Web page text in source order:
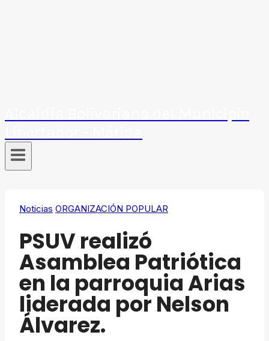
Noticias ORGANIZACIÓN POPULAR
PSUV realizó
Asamblea Patriótica
en la parroquia Arias
liderada por Nelson
Álvarez.